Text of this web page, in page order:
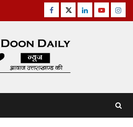
Facebook
TwitterLinkedinYoutube